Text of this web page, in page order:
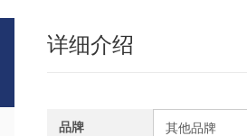
详细介绍
品牌 其他品牌